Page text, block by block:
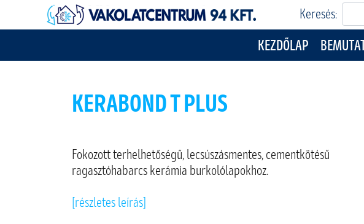
Keresés:
KEZDŐLAP
KERABOND T PLUS
Fokozott terhelhetőségű, lecsúszásmentes, cementkötésű
ragasztóhabarcs kerámia burkolólapokhoz.
[részletes leírás]